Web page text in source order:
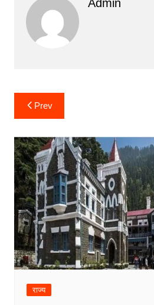
Admin
Post
navigation
Prev
राज्य